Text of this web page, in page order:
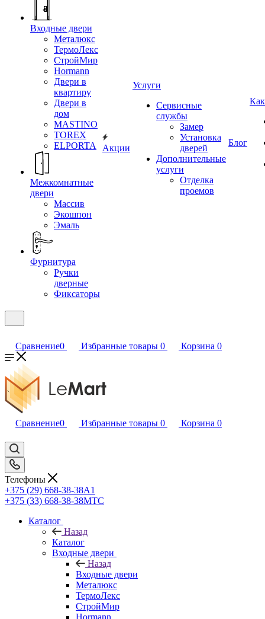
Входные двери
Металюкс
ТермоЛекс
СтройМир
Hormann
Двери в
квартиру
Двери в
дом
MASTINO
TOREX
ELPORTA
Межкомнатные
двери
Массив
Экошпон
Эмаль
Фурнитура
Ручки
дверные
Фиксаторы
Акции
Услуги
Сервисные
службы
Замер
Установка
дверей
Дополнительные
услуги
Отделка
проемов
Блог
Сравнение0 Избранные товары 0 Корзина 0
Сравнение0 Избранные товары 0 Корзина 0
Телефоны
+375 (29) 668-38-38A1
+375 (33) 668-38-38МТС
Каталог
Назад
Каталог
Входные двери
Назад
Входные двери
Металюкс
ТермоЛекс
СтройМир
Hormann